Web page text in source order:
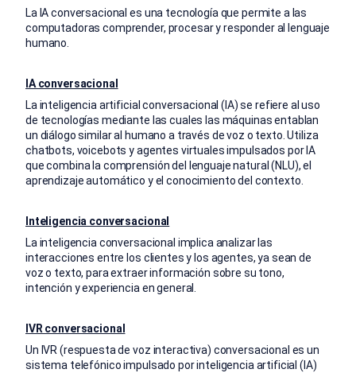
La IA conversacional es una tecnología que permite a las
computadoras comprender, procesar y responder al lenguaje
humano.
IA conversacional
La inteligencia artificial conversacional (IA) se refiere al uso
de tecnologías mediante las cuales las máquinas entablan
un diálogo similar al humano a través de voz o texto. Utiliza
chatbots, voicebots y agentes virtuales impulsados por IA
que combina la comprensión del lenguaje natural (NLU), el
aprendizaje automático y el conocimiento del contexto.
Inteligencia conversacional
La inteligencia conversacional implica analizar las
interacciones entre los clientes y los agentes, ya sean de
voz o texto, para extraer información sobre su tono,
intención y experiencia en general.
IVR conversacional
Un IVR (respuesta de voz interactiva) conversacional es un
sistema telefónico impulsado por inteligencia artificial (IA)